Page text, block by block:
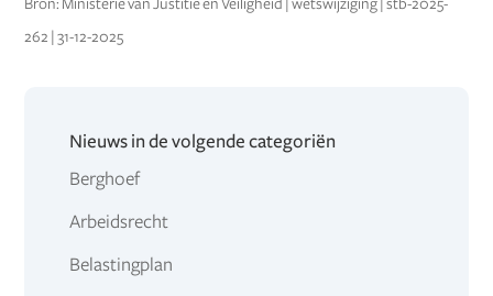
Bron: Ministerie van Justitie en Veiligheid | wetswijziging | stb-2025-
262 | 31-12-2025
Nieuws in de volgende categoriën
Berghoef
Arbeidsrecht
Belastingplan